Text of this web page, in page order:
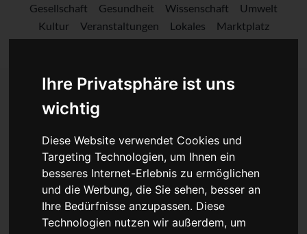
Ihre Privatsphäre ist uns
wichtig
Diese Website verwendet Cookies und
Targeting Technologien, um Ihnen ein
besseres Internet-Erlebnis zu ermöglichen
und die Werbung, die Sie sehen, besser an
Ihre Bedürfnisse anzupassen. Diese
Technologien nutzen wir außerdem, um
Gesellschaft
Gesundheit Wissenschaft
Umwelt
Kultur
Veranstaltungen Lokales
Marktplatz
Stellenangebote
Expedition zum
Sonnenfeuer